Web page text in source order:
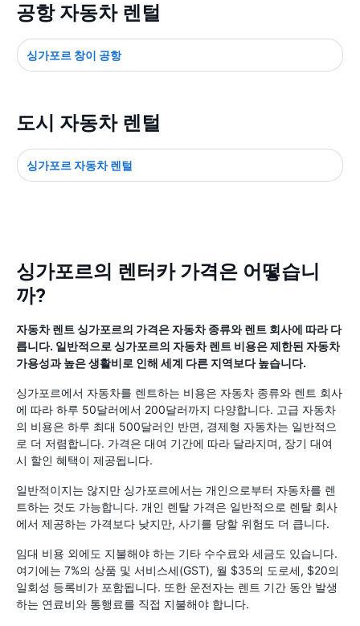
공항 자동차 렌털
싱가포르 창이 공항
도시 자동차 렌털
싱가포르 자동차 렌털
싱가포르의 렌터카 가격은 어떻습니
까?
자동차 렌트 싱가포르의 가격은 자동차 종류와 렌트 회사에 따라 다
릅니다. 일반적으로 싱가포르의 자동차 렌트 비용은 제한된 자동차
가용성과 높은 생활비로 인해 세계 다른 지역보다 높습니다.
싱가포르에서 자동차를 렌트하는 비용은 자동차 종류와 렌트 회사
에 따라 하루 50달러에서 200달러까지 다양합니다. 고급 자동차
의 비용은 하루 최대 500달러인 반면, 경제형 자동차는 일반적으
로 더 저렴합니다. 가격은 대여 기간에 따라 달라지며, 장기 대여
시 할인 혜택이 제공됩니다.
일반적이지는 않지만 싱가포르에서는 개인으로부터 자동차를 렌
트하는 것도 가능합니다. 개인 렌탈 가격은 일반적으로 렌탈 회사
에서 제공하는 가격보다 낮지만, 사기를 당할 위험도 더 큽니다.
임대 비용 외에도 지불해야 하는 기타 수수료와 세금도 있습니다.
여기에는 7%의 상품 및 서비스세(GST), 월 $35의 도로세, $20의
일회성 등록비가 포함됩니다. 또한 운전자는 렌트 기간 동안 발생
하는 연료비와 통행료를 직접 지불해야 합니다.